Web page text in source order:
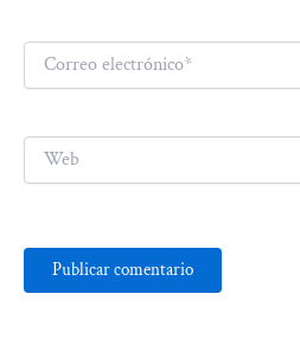
Correo
electrónico*
Web